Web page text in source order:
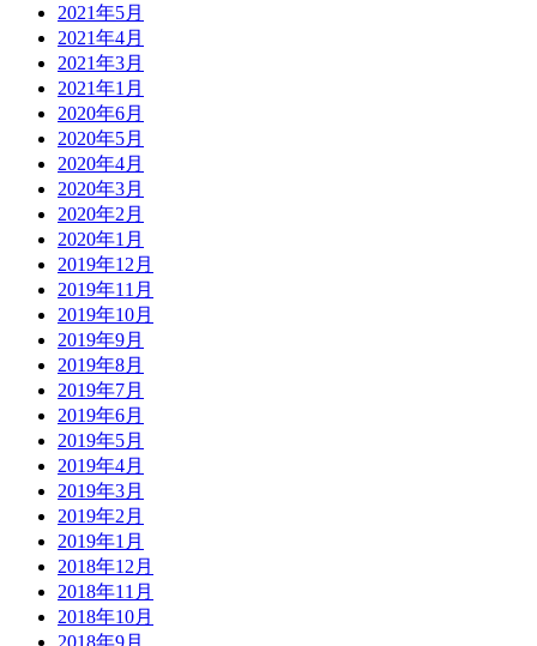
2021年5月
2021年4月
2021年3月
2021年1月
2020年6月
2020年5月
2020年4月
2020年3月
2020年2月
2020年1月
2019年12月
2019年11月
2019年10月
2019年9月
2019年8月
2019年7月
2019年6月
2019年5月
2019年4月
2019年3月
2019年2月
2019年1月
2018年12月
2018年11月
2018年10月